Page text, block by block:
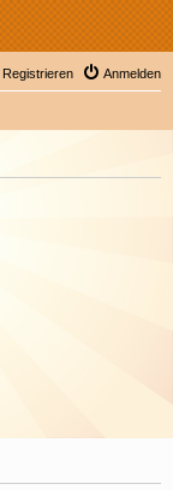
Anmelden
Registrieren